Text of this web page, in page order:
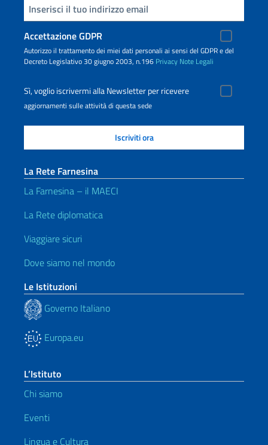
Inserisci la tua email
Accettazione GDPR
Autorizzo il trattamento dei miei dati personali ai sensi del GDPR e del
Decreto Legislativo 30 giugno 2003, n.196 Privacy Note Legali
Sì, voglio iscrivermi alla Newsletter per ricevere
aggiornamenti sulle attività di questa sede
La Rete Farnesina
La Farnesina – il MAECI
La Rete diplomatica
Viaggiare sicuri
Dove siamo nel mondo
Le Istituzioni
Governo Italiano
Europa.eu
L’Istituto
Chi siamo
Eventi
Lingua e Cultura